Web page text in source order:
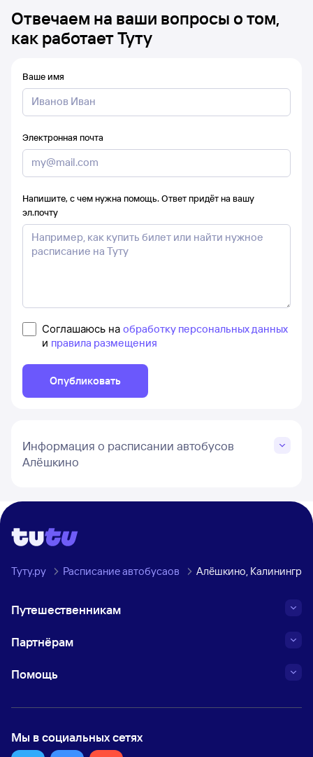
Отвечаем на ваши вопросы о том,
как работает Туту
Ваше имя
Электронная почта
Напишите, с чем нужна помощь. Ответ придёт на вашу
эл.почту
Соглашаюсь на обработку персональных данных
и правила размещения
Опубликовать
Информация о расписании автобусов
Алёшкино
Туту.ру Расписание автобусаов Алёшкино,
Путешественникам
Партнёрам
Помощь
Мы в социальных сетях